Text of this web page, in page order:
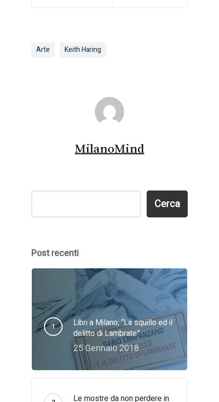
Arte Keith Haring
MilanoMind
Cerca
Post recenti
Libri a Milano, “La squillo ed il
delitto di Lambrate”
25 Gennaio 2018
Le mostre da non perdere in